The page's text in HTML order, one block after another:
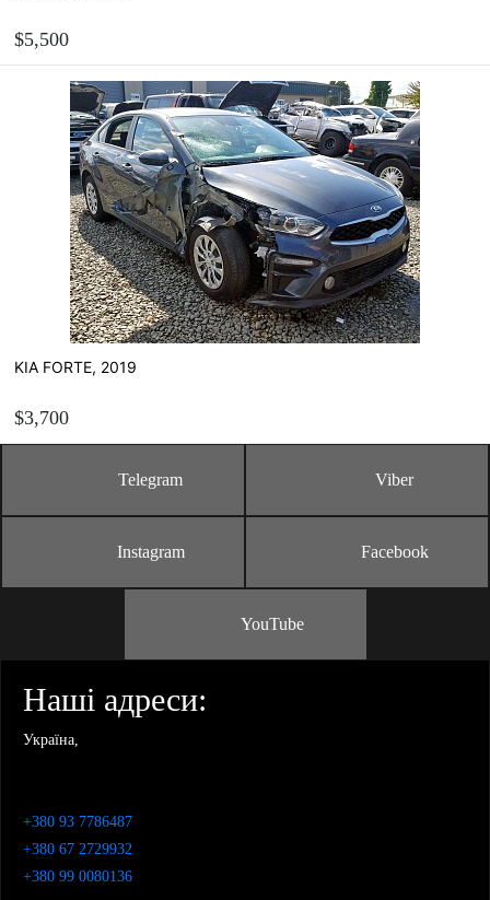
$5,500
ЗАМОВИТИ
Розрахувати вартість пригону
KIA FORTE, 2019
$3,700
Розрахувати вартість пригону
Telegram Viber
Instagram Facebook
YouTube
Наші адреси:
Україна,
+380 93 7786487
+380 67 2729932
+380 99 0080136